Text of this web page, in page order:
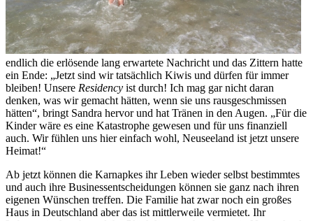
endlich die erlösende lang erwartete Nachricht und das Zittern hatte
ein Ende: „Jetzt sind wir tatsächlich Kiwis und dürfen für immer
bleiben! Unsere Residency ist durch! Ich mag gar nicht daran
denken, was wir gemacht hätten, wenn sie uns rausgeschmissen
hätten“, bringt Sandra hervor und hat Tränen in den Augen. „Für die
Kinder wäre es eine Katastrophe gewesen und für uns finanziell
auch. Wir fühlen uns hier einfach wohl, Neuseeland ist jetzt unsere
Heimat!“
Ab jetzt können die Karnapkes ihr Leben wieder selbst bestimmtes
und auch ihre Businessentscheidungen können sie ganz nach ihren
eigenen Wünschen treffen. Die Familie hat zwar noch ein großes
Haus in Deutschland aber das ist mittlerweile vermietet. Ihr